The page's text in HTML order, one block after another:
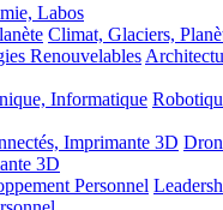
Labos
Climat, Glaciers,
Renouvelables
Informatique
Imprimante 3D
3D
Personnel